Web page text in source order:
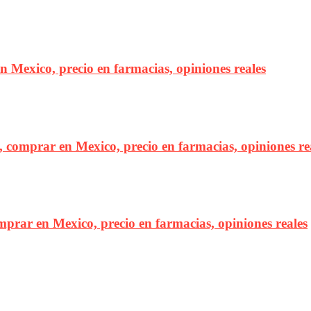
precio en farmacias, opiniones reales
en Mexico, precio en farmacias, opiniones
en Mexico, precio en farmacias, opiniones reales